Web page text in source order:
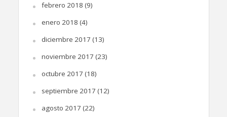
febrero 2018 (9)
enero 2018 (4)
diciembre 2017 (13)
noviembre 2017 (23)
octubre 2017 (18)
septiembre 2017 (12)
agosto 2017 (22)